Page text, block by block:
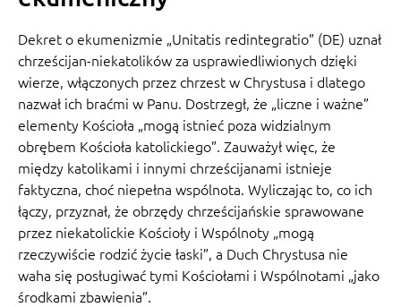
Dekret o ekumenizmie „Unitatis redintegratio” (DE) uznał
chrześcijan-niekatolików za usprawiedliwionych dzięki
wierze, włączonych przez chrzest w Chrystusa i dlatego
nazwał ich braćmi w Panu. Dostrzegł, że „liczne i ważne”
elementy Kościoła „mogą istnieć poza widzialnym
obrębem Kościoła katolickiego”. Zauważył więc, że
między katolikami i innymi chrześcijanami istnieje
faktyczna, choć niepełna wspólnota. Wyliczając to, co ich
łączy, przyznał, że obrzędy chrześcijańskie sprawowane
przez niekatolickie Kościoły i Wspólnoty „mogą
rzeczywiście rodzić życie łaski”, a Duch Chrystusa nie
waha się posługiwać tymi Kościołami i Wspólnotami „jako
środkami zbawienia”.